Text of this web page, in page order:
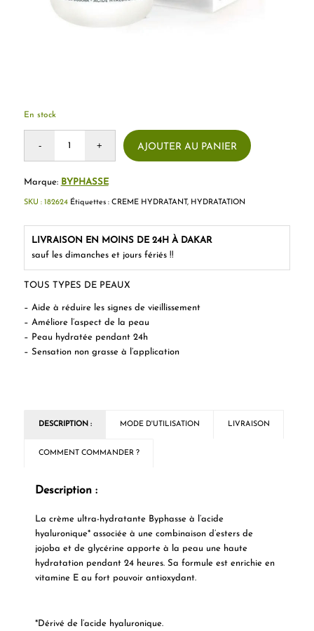
TOUS TYPES DE PEAUX
– Aide à réduire les signes de vieillissement
– Améliore l’aspect de la peau
– Peau hydratée pendant 24h
– Sensation non grasse à l’application
En stock
AJOUTER AU PANIER
Marque: BYPHASSE
LIVRAISON EN MOINS DE 24H À DAKAR
sauf les dimanches et jours fériés !!
SKU : 182624 Étiquettes : CREME HYDRATANT, HYDRATATION
DESCRIPTION : MODE D'UTILISATION LIVRAISON
COMMENT COMMANDER ?
Description :
La crème ultra-hydratante Byphasse à l’acide
hyaluronique* associée à une combinaison d’esters de
jojoba et de glycérine apporte à la peau une haute
hydratation pendant 24 heures. Sa formule est enrichie en
vitamine E au fort pouvoir antioxydant.
*Dérivé de l’acide hyaluronique.